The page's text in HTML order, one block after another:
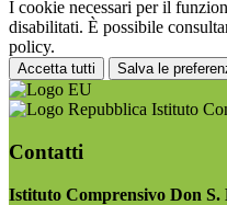
I cookie necessari per il
disabilitati. È possibile
policy.
Accetta tutti Salva le
Istituto
Contatti
Istituto Comprensivo Don